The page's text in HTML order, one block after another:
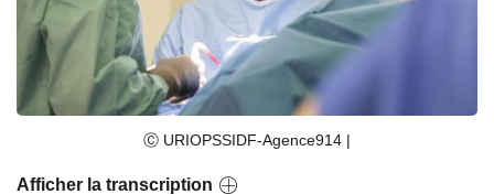
Ⓒ URIOPSSIDF-Agence914 |
Afficher la transcription